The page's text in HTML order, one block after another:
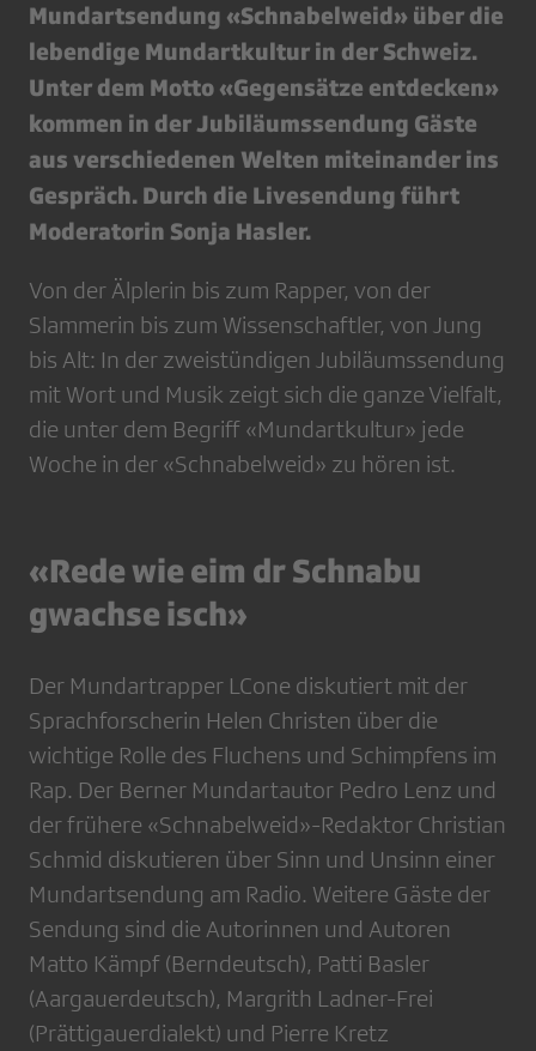
Mundartsendung «Schnabelweid» über die
lebendige Mundartkultur in der Schweiz.
Unter dem Motto «Gegensätze entdecken»
kommen in der Jubiläumssendung Gäste
aus verschiedenen Welten miteinander ins
Gespräch. Durch die Livesendung führt
Moderatorin Sonja Hasler.
Von der Älplerin bis zum Rapper, von der
Slammerin bis zum Wissenschaftler, von Jung
bis Alt: In der zweistündigen Jubiläumssendung
mit Wort und Musik zeigt sich die ganze Vielfalt,
die unter dem Begriff «Mundartkultur» jede
Woche in der «Schnabelweid» zu hören ist.
«Rede wie eim dr Schnabu
gwachse isch»
Der Mundartrapper LCone diskutiert mit der
Sprachforscherin Helen Christen über die
wichtige Rolle des Fluchens und Schimpfens im
Rap. Der Berner Mundartautor Pedro Lenz und
der frühere «Schnabelweid»-Redaktor Christian
Schmid diskutieren über Sinn und Unsinn einer
Mundartsendung am Radio. Weitere Gäste der
Sendung sind die Autorinnen und Autoren
Matto Kämpf (Berndeutsch), Patti Basler
(Aargauerdeutsch), Margrith Ladner-Frei
(Prättigauerdialekt) und Pierre Kretz